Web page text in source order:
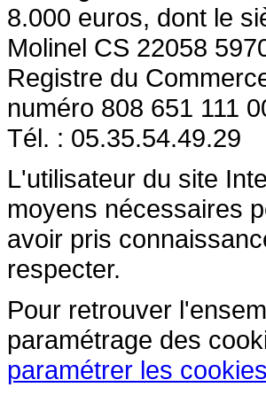
8.000 euros, dont le
Molinel CS 22058
Registre du
numéro 808 651 111
Tél. : 05.35.54.49.29
L'utilisateur du site
moyens nécessaires
avoir pris
respecter.
Pour retrouver
paramétrage des
paramétrer les